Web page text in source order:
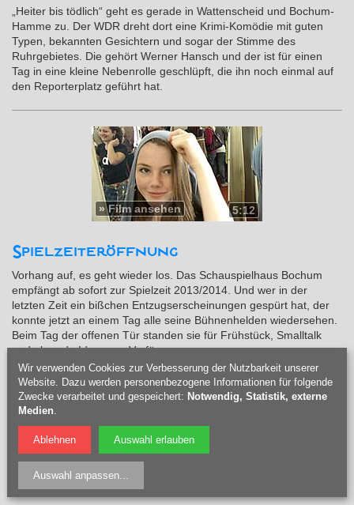
„Heiter bis tödlich“ geht es gerade in Wattenscheid und Bochum-
Hamme zu. Der WDR dreht dort eine Krimi-Komödie mit guten
Typen, bekannten Gesichtern und sogar der Stimme des
Ruhrgebietes. Die gehört Werner Hansch und der ist für einen
Tag in eine kleine Nebenrolle geschlüpft, die ihn noch einmal auf
den Reporterplatz geführt hat.
5:12
»Film ansehen
Spielzeiteröffnung
Vorhang auf, es geht wieder los. Das Schauspielhaus Bochum
empfängt ab sofort zur Spielzeit 2013/2014. Und wer in der
letzten Zeit ein bißchen Entzugserscheinungen gespürt hat, der
konnte jetzt an einem Tag alle seine Bühnenhelden wiedersehen.
Beim Tag der offenen Tür standen sie für Frühstück, Smalltalk
und absurde Ideen zur Verfügung.
»Film ansehen
Wir verwenden Cookies zur Verbesserung der Nutzbarkeit unserer
Website. Dazu werden personenbezogene Informationen für folgende
Zwecke verarbeitet und gespeichert: Notwendig, Statistik, externe
Medien.
Ablehnen Auswahl erlauben
Auswahl anpassen...